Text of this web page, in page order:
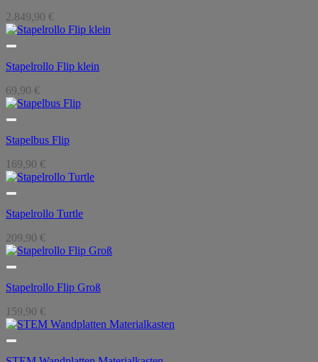
2.849,90 €
Stapelrollo Flip klein
69,90 €
Stapelbus Flip
169,90 €
Stapelrollo Turtle
209,90 €
Stapelrollo Flip Groß
159,90 €